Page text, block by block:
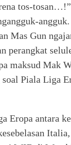
tos-
Mas Gun
perangkat
maksud Mak
Piala Liga
Eropa antara